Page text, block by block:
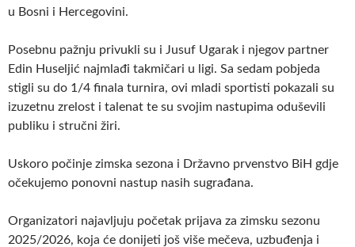
u Bosni i Hercegovini.
Posebnu pažnju privukli su i Jusuf Ugarak i njegov partner
Edin Huseljić najmlađi takmičari u ligi. Sa sedam pobjeda
stigli su do 1/4 finala turnira, ovi mladi sportisti pokazali su
izuzetnu zrelost i talenat te su svojim nastupima oduševili
publiku i stručni žiri.
Uskoro počinje zimska sezona i Državno prvenstvo BiH gdje
očekujemo ponovni nastup nasih sugrađana.
Organizatori najavljuju početak prijava za zimsku sezonu
2025/2026, koja će donijeti još više mečeva, uzbuđenja i